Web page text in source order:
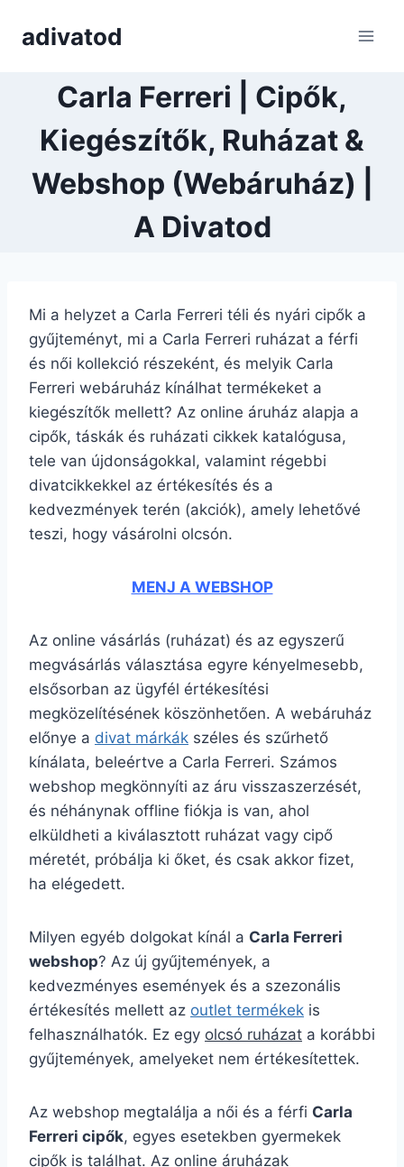
adivatod
Carla Ferreri | Cipők,
Kiegészítők, Ruházat &
Webshop (Webáruház) |
A Divatod
Mi a helyzet a Carla Ferreri téli és nyári cipők a
gyűjteményt, mi a Carla Ferreri ruházat a férfi
és női kollekció részeként, és melyik Carla
Ferreri webáruház kínálhat termékeket a
kiegészítők mellett? Az online áruház alapja a
cipők, táskák és ruházati cikkek katalógusa,
tele van újdonságokkal, valamint régebbi
divatcikkekkel az értékesítés és a
kedvezmények terén (akciók), amely lehetővé
teszi, hogy vásárolni olcsón.
MENJ A WEBSHOP
Az online vásárlás (ruházat) és az egyszerű
megvásárlás választása egyre kényelmesebb,
elsősorban az ügyfél értékesítési
megközelítésének köszönhetően. A webáruház
előnye a divat márkák széles és szűrhető
kínálata, beleértve a Carla Ferreri. Számos
webshop megkönnyíti az áru visszaszerzését,
és néhánynak offline fiókja is van, ahol
elküldheti a kiválasztott ruházat vagy cipő
méretét, próbálja ki őket, és csak akkor fizet,
ha elégedett.
Milyen egyéb dolgokat kínál a Carla Ferreri
webshop? Az új gyűjtemények, a
kedvezményes események és a szezonális
értékesítés mellett az outlet termékek is
felhasználhatók. Ez egy olcsó ruházat a korábbi
gyűjtemények, amelyeket nem értékesítettek.
Az webshop megtalálja a női és a férfi Carla
Ferreri cipők, egyes esetekben gyermekek
cipők is találhat. Az online áruházak